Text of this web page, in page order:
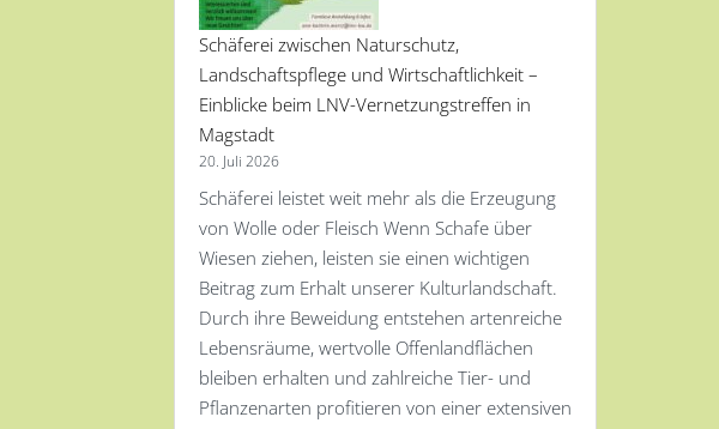
Schäferei zwischen Naturschutz,
Landschaftspflege und Wirtschaftlichkeit –
Einblicke beim LNV-Vernetzungstreffen in
Magstadt
20. Juli 2026
Schäferei leistet weit mehr als die Erzeugung
von Wolle oder Fleisch Wenn Schafe über
Wiesen ziehen, leisten sie einen wichtigen
Beitrag zum Erhalt unserer Kulturlandschaft.
Durch ihre Beweidung entstehen artenreiche
Lebensräume, wertvolle Offenlandflächen
bleiben erhalten und zahlreiche Tier- und
Pflanzenarten profitieren von einer extensiven